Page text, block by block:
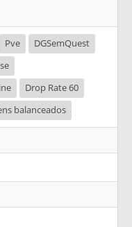
Pve
DGSemQuest
Drop Rate 60
balanceados